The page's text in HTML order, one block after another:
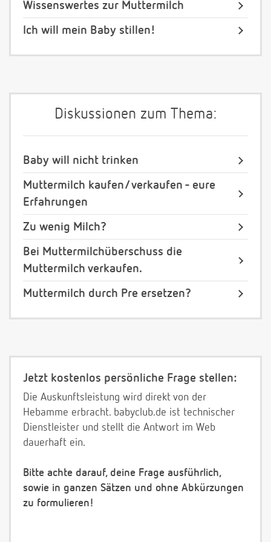
Wissenswertes zur Muttermilch
Ich will mein Baby stillen!
Diskussionen zum Thema:
Baby will nicht trinken
Muttermilch kaufen/ verkaufen - eure
Erfahrungen
Zu wenig Milch?
Bei Muttermilchüberschuss die
Muttermilch verkaufen.
Muttermilch durch Pre ersetzen?
Jetzt kostenlos persönliche Frage stellen:
Die Auskunftsleistung wird direkt von der
Hebamme erbracht. babyclub.de ist technischer
Dienstleister und stellt die Antwort im Web
dauerhaft ein.
Bitte achte darauf, deine Frage ausführlich,
sowie in ganzen Sätzen und ohne Abkürzungen
zu formulieren!